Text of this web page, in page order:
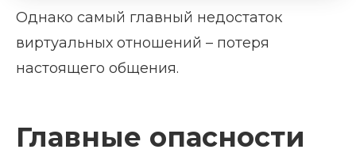
Однако самый главный недостаток
виртуальных отношений – потеря
настоящего общения.
Главные опасности